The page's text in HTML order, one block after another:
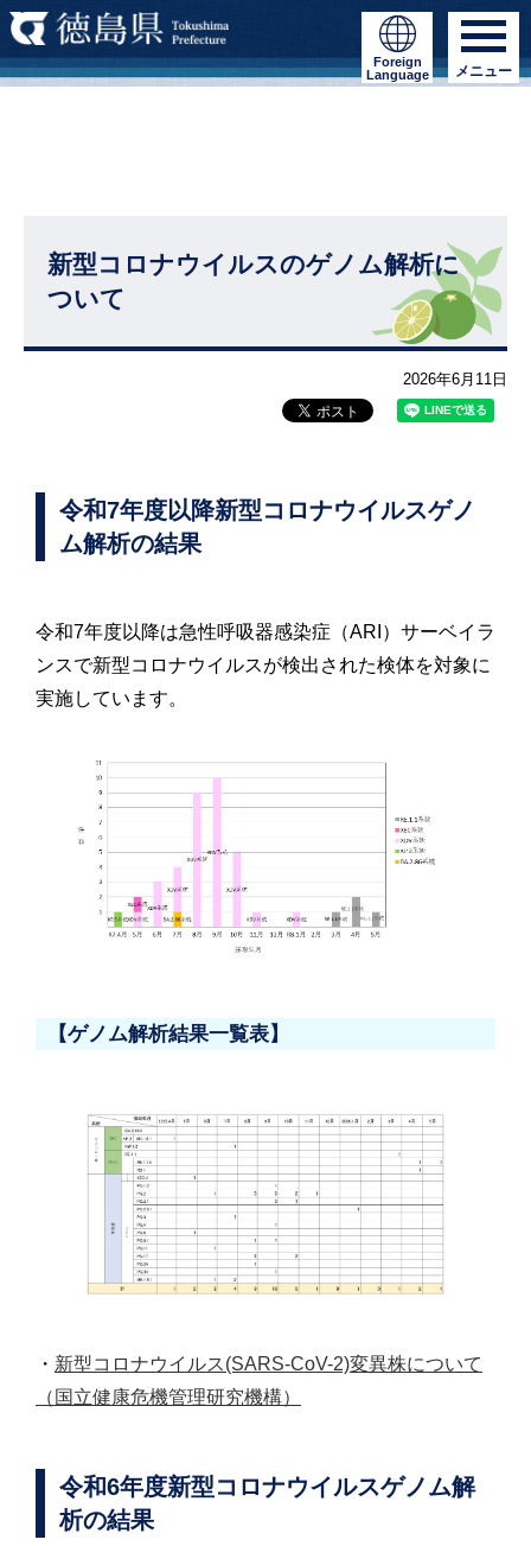
Foreign
Language
メニュー
新型コロナウイルスのゲノム解析に
ついて
2026年6月11日
令和7年度以降新型コロナウイルスゲノ
ム解析の結果
令和7年度以降は急性呼吸器感染症（ARI）サーベイラ
ンスで新型コロナウイルスが検出された検体を対象に
実施しています。
【ゲノム解析結果一覧表】
・ 新型コロナウイルス(SARS-CoV-2)変異株について
（国立健康危機管理研究機構）
令和6年度新型コロナウイルスゲノム解
析の結果